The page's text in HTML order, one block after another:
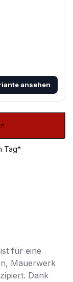
ansehen
Tag*
ist für eine
Mauerwerk
Dank